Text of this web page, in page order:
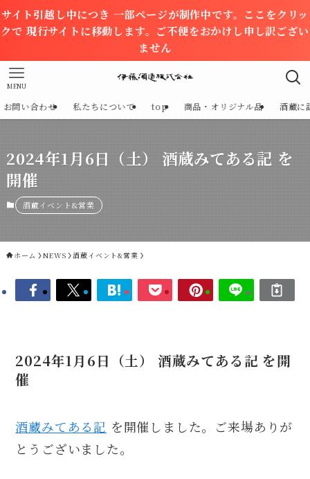
サイト引越し中につき 一部ページが制作中です。ここをクリッ
クで 現行サイトに移動します。ご不便をおかけし申し訳ござい
ません
MENU
お問い合わせ 私たちについて top 商品・オリジナル品 酒蔵に
2024年1月6日（土） 酒蔵みてある記 を
開催
酒蔵イベント&営業
ホーム NEWS 酒蔵イベント&営業
2024年1月6日（土） 酒蔵みてある記 を開
催
酒蔵みてある記 を開催しました。ご来場ありが
とうございました。